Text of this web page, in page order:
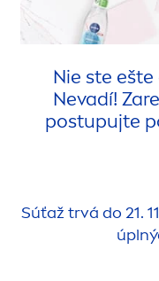
Nie ste
Nevadí!
postupujte
Súťaž trvá do 21.